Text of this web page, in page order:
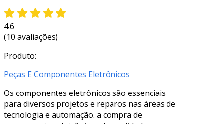
4.6
(10 avaliações)
Produto:
Peças E Componentes Eletrônicos
Os componentes eletrônicos são essenciais
para diversos projetos e reparos nas áreas de
tecnologia e automação. a compra de